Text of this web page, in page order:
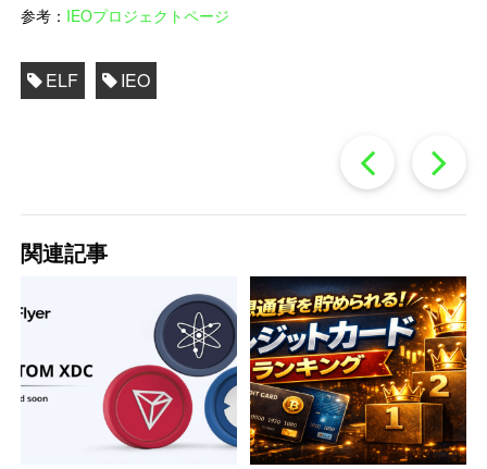
参考： IEOプロジェクトページ
ELF IEO
過
去
の
投
稿
関連記事